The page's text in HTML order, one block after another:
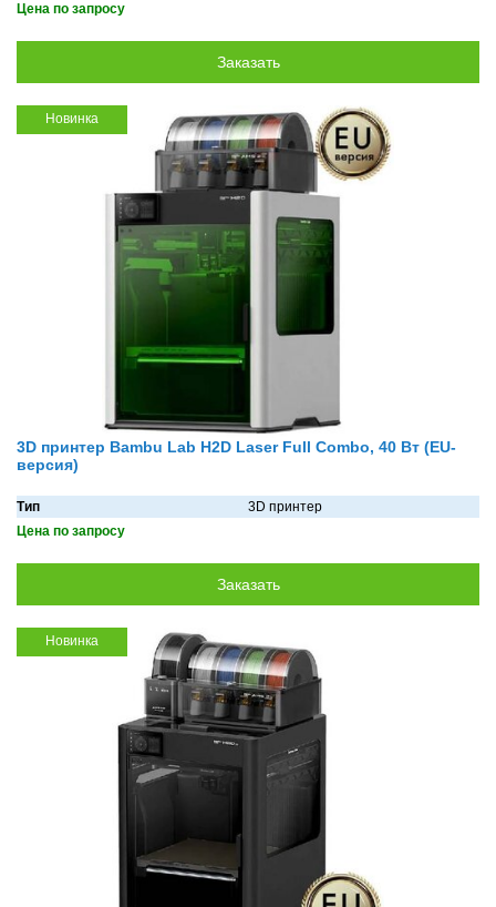
Цена по запросу
Новинка
3D принтер Bambu Lab H2D Laser Full Combo, 40 Вт (EU-
версия)
Тип
3D принтер
Цена по запросу
Новинка